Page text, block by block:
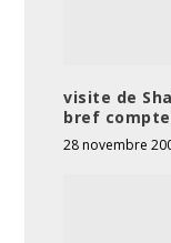
visite de
bref
28 novembre